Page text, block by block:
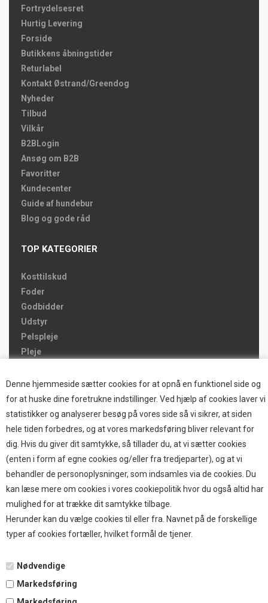
Denne hjemmeside sætter cookies for at opnå en funktionel side og
for at huske dine foretrukne indstillinger. Ved hjælp af cookies laver vi
statistikker og analyserer besøg på vores side så vi sikrer, at siden
hele tiden forbedres, og at vores markedsføring bliver relevant for
dig. Hvis du giver dit samtykke, så tillader du, at vi sætter cookies
(enten i form af egne cookies og/eller fra tredjeparter), og at vi
behandler de personoplysninger, som indsamles via de cookies. Du
kan læse mere om cookies i vores cookiepolitik hvor du også altid har
mulighed for at trække dit samtykke tilbage.
Herunder kan du vælge cookies til eller fra. Navnet på de forskellige
typer af cookies fortæller, hvilket formål de tjener.
Nødvendige
Markedsføring
Fortrydelsesret
Hurtig Levering
Forside
Butikkens åbningstider
Returlabel
Kontakt Østrand/Greendog
Nyheder
Tilbud
Vilkår
B2BLogin
Ansøg om B2B
Favoritter
Kundecenter
Guide af hundebur
Blog og gode råd
TOP KATEGORIER
Kosttilskud
Foder
Godbidder
Udstyr
Pelspleje
Pleje
Brands
TOP BRANDS
HOKAMIX
HVALPESTART RAIZUP
Thule hundbure
GRAU
STARMARK
VARIOCAGE-MIMSAFE
TILMELD NYHEDSBREV